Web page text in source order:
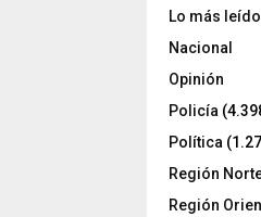
Lo más leído
Nacional
Opinión
Policía
Política
Región
Región